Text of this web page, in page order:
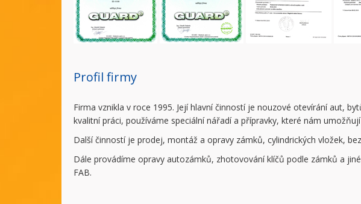
Profil firmy
Firma vznikla v roce 1995. Její hlavní činností je nouzové otevírání aut,
kvalitní práci, používáme speciální nářadí a přípravky, které nám
Další činností je prodej, montáž a opravy zámků, cylindrických vložek,
Dále provádíme opravy autozámků, zhotovování klíčů podle zámků a
FAB.